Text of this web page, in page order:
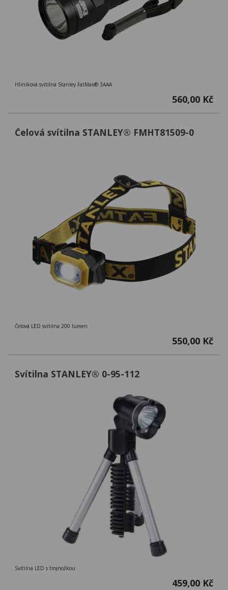
Hliníková svítilna Stanley FatMax® 3AAA
560,00 Kč
Čelová svítilna STANLEY® FMHT81509-0
Čelová LED svítilna 200 lumen
550,00 Kč
Svítilna STANLEY® 0-95-112
Svítilna LED s trojnožkou
459,00 Kč